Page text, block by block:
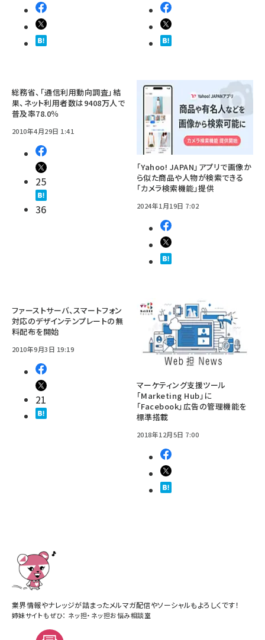
総務省、「通信利用動向調査」結
果、ネット利用者数は9408万人で
普及率78.0％
2010年4月29日 1:41
25
36
「Yahoo! JAPAN」アプリで画像か
ら似た商品や人物が検索できる
「カメラ検索機能」提供
2024年1月19日 7:02
ファーストサーバ、スマートフォン
対応のデザインテンプレートの無
料配布を開始
2010年9月3日 19:19
21
マーケティング支援ツール
「Marketing Hub」に
「Facebook」広告の管理機能を
標準搭載
2018年12月5日 7:00
業界情報やナレッジが詰まったメルマガ配信やソーシャルもよろしくです！
姉妹サイトもぜひ： ネッ担・ ネッ担お悩み相談室